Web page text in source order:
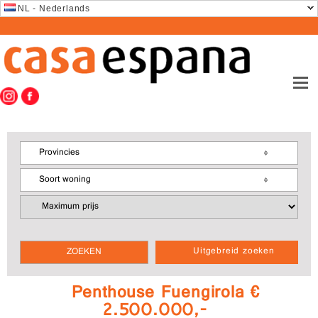
NL - Nederlands
Uitgebreid zoeken
Provincies
Soort woning
Penthouse Fuengirola €